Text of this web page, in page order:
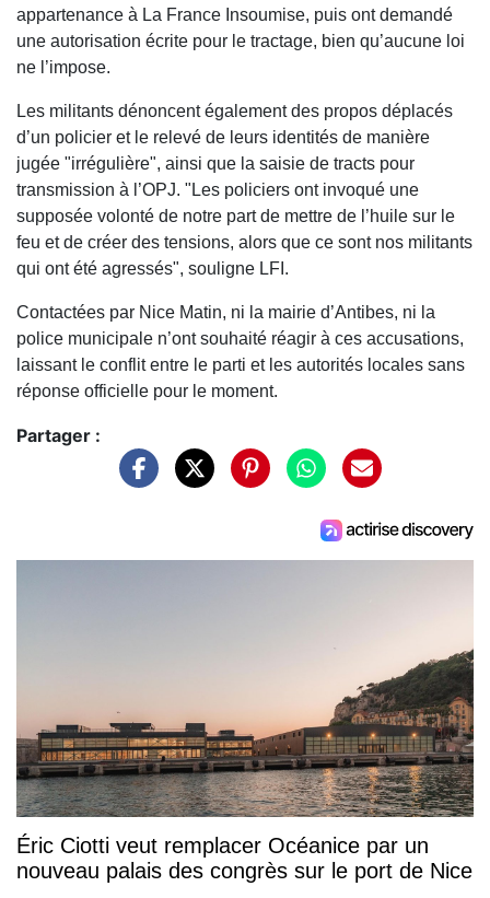
appartenance à La France Insoumise, puis ont demandé
une autorisation écrite pour le tractage, bien qu’aucune loi
ne l’impose.
Les militants dénoncent également des propos déplacés
d’un policier et le relevé de leurs identités de manière
jugée "irrégulière", ainsi que la saisie de tracts pour
transmission à l’OPJ. "Les policiers ont invoqué une
supposée volonté de notre part de mettre de l’huile sur le
feu et de créer des tensions, alors que ce sont nos militants
qui ont été agressés", souligne LFI.
Contactées par Nice Matin, ni la mairie d’Antibes, ni la
police municipale n’ont souhaité réagir à ces accusations,
laissant le conflit entre le parti et les autorités locales sans
réponse officielle pour le moment.
Partager :
Éric Ciotti veut remplacer Océanice par un
nouveau palais des congrès sur le port de Nice